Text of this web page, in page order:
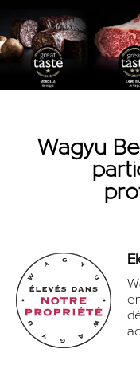
Wagyu